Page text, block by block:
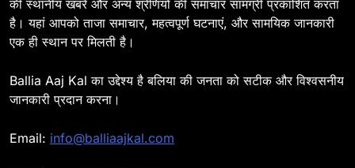
8
के साथ रेलवे स्टेशन व शहर में किया पैदल
BALLIA NATIONAL
Ballia : एकता, अखंडता और राष्ट्रप्रेम
की स्थानीय खबरें और अन्य श्रेणियों की समाचार सामग्री प्रकाशित करता
है। यहां आपको ताजा समाचार, महत्वपूर्ण घटनाएं, और सामयिक जानकारी
एक ही स्थान पर मिलती है।
Ballia Aaj Kal का उद्देश्य है बलिया की जनता को सटीक और विश्वसनीय
जानकारी प्रदान करना।
Email: info@balliaajkal.com